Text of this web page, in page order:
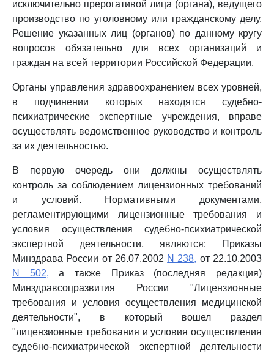
исключительно прерогативой лица (органа), ведущего
производство по уголовному или гражданскому делу.
Решение указанных лиц (органов) по данному кругу
вопросов обязательно для всех организаций и
граждан на всей территории Российской Федерации.
Органы управления здравоохранением всех уровней,
в подчинении которых находятся судебно-
психиатрические экспертные учреждения, вправе
осуществлять ведомственное руководство и контроль
за их деятельностью.
В первую очередь они должны осуществлять
контроль за соблюдением лицензионных требований
и условий. Нормативными документами,
регламентирующими лицензионные требования и
условия осуществления судебно-психиатрической
экспертной деятельности, являются: Приказы
Минздрава России от 26.07.2002 N 238, от 22.10.2003
N 502, а также Приказ (последняя редакция)
Минздравсоцразвития России "Лицензионные
требования и условия осуществления медицинской
деятельности", в который вошел раздел
"лицензионные требования и условия осуществления
судебно-психиатрической экспертной деятельности